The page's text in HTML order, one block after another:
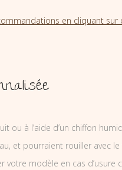
en cliquant sur
ou à l’aide d’un chiffon
et pourraient rouiller avec
modèle en cas d’usure